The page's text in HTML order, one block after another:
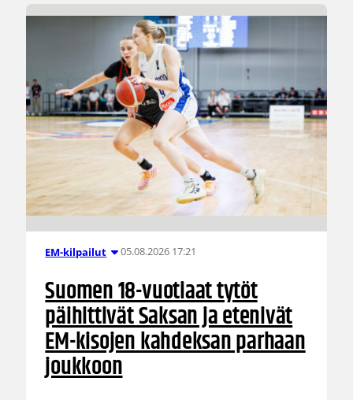
EM-kilpailut 05.08.2026 17:21
Suomen 18-vuotiaat tytöt
päihittivät Saksan ja etenivät
EM-kisojen kahdeksan parhaan
joukkoon